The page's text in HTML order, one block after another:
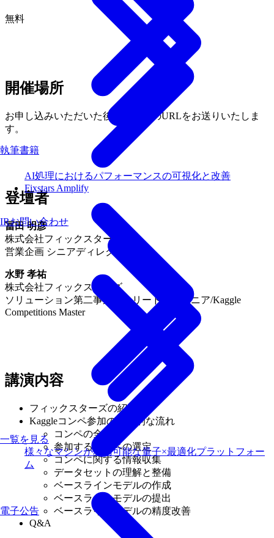
執筆書籍
一覧を見る
AI処理におけるパフォーマンスの可視化と改善
Fixstars Amplify
様々なマシンが利用可能な量子×最適化プラットフォー
ム
IRお問い合わせ
電子公告
無料
開催場所
お申し込みいただいた後、配信用のURLをお送りいたしま
す。
登壇者
冨田 明彦
株式会社フィックスターズ
営業企画 シニアディレクター
水野 孝祐
株式会社フィックスターズ
ソリューション第二事業部 リードエンジニア/Kaggle
Competitions Master
講演内容
フィックスターズの紹介
Kaggleコンペ参加の基本的な流れ
コンペの全体像
参加するコンペの選定
コンペに関する情報収集
データセットの理解と整備
ベースラインモデルの作成
ベースラインモデルの提出
ベースラインモデルの精度改善
Q&A